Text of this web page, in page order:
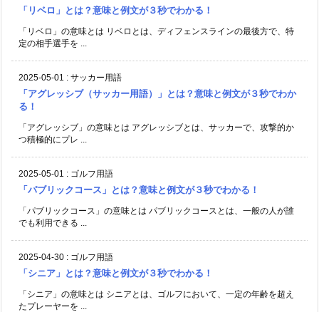
「リベロ」とは？意味と例文が３秒でわかる！
「リベロ」の意味とは リベロとは、ディフェンスラインの最後方で、特
定の相手選手を ...
2025-05-01 : サッカー用語
「アグレッシブ（サッカー用語）」とは？意味と例文が３秒でわか
る！
「アグレッシブ」の意味とは アグレッシブとは、サッカーで、攻撃的か
つ積極的にプレ ...
2025-05-01 : ゴルフ用語
「パブリックコース」とは？意味と例文が３秒でわかる！
「パブリックコース」の意味とは パブリックコースとは、一般の人が誰
でも利用できる ...
2025-04-30 : ゴルフ用語
「シニア」とは？意味と例文が３秒でわかる！
「シニア」の意味とは シニアとは、ゴルフにおいて、一定の年齢を超え
たプレーヤーを ...